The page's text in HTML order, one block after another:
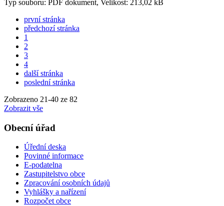
Typ souboru: PDF dokument, Velikost: 213,02 kB
první stránka
předchozí stránka
1
2
3
4
další stránka
poslední stránka
Zobrazeno 21-40 ze 82
Zobrazit vše
Obecní úřad
Úřední deska
Povinné informace
E-podatelna
Zastupitelstvo obce
Zpracování osobních údajů
Vyhlášky a nařízení
Rozpočet obce